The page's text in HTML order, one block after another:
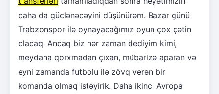
daha da güclənəcəyini düşünürəm. Bazar günü
Trabzonspor ilə oynayacağımız oyun çox çətin
olacaq. Ancaq biz hər zaman dediyim kimi,
meydana qorxmadan çıxan, mübarizə aparan və
eyni zamanda futbolu ilə zövq verən bir
komanda olmaq istəyirik. Daha ikinci Avropa